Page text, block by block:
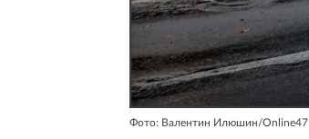
Фото: Валентин Илюшин/Online47